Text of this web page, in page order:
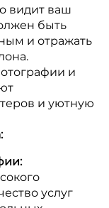
видит ваш
быть
и отражать
и
и уютную
услуг